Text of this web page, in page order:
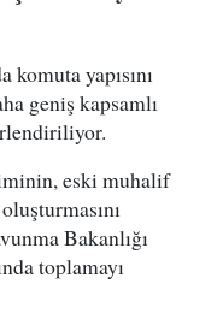
yapısını
geniş kapsamlı
eski muhalif
Bakanlığı
toplamayı